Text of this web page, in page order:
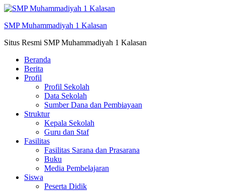
Skip
konten
SMP Muhammadiyah 1 Kalasan
Situs Resmi SMP Muhammadiyah 1 Kalasan
Beranda
Berita
Profil
Profil Sekolah
Data Sekolah
Sumber Dana dan Pembiayaan
Struktur
Kepala Sekolah
Guru dan Staf
Fasilitas
Fasilitas Sarana dan Prasarana
Buku
Media Pembelajaran
Siswa
Peserta Didik